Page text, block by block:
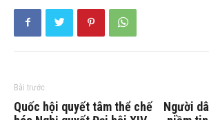
Bài trước
Quốc hội quyết tâm thể chế
Người